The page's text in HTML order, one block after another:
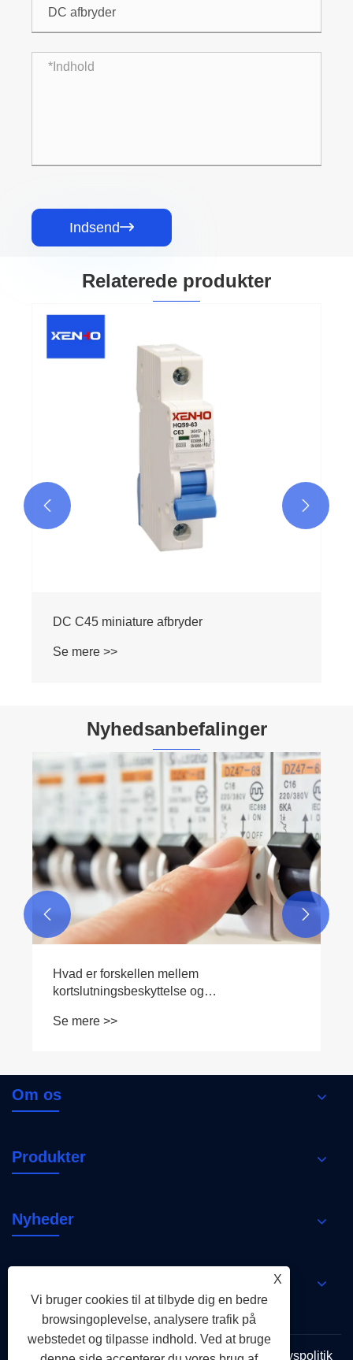
Indsend
Relaterede produkter
L7 miniature afbryder
 
Nyhedsanbefalinger
Hvordan kan en DC-
lynoverspændingsafleder beskytte dit
solenergisystem effektivt
Se mere >>
 
Om os
Produkter
Nyheder
Links Sitemap RSS XML Privatlivspolitik
X
Vi bruger cookies til at tilbyde dig en bedre
browsingoplevelse, analysere trafik på
webstedet og tilpasse indhold. Ved at bruge